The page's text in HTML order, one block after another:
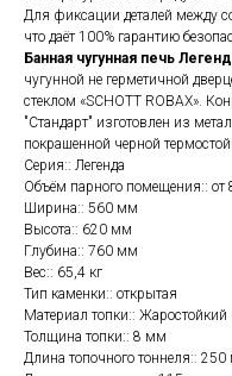
Для фиксации деталей между
что даёт 100% гарантию
Банная чугунная печь
чугунной не герметичной
стеклом «SCHOTT ROBAX».
"Стандарт" изготовлен из
покрашенной черной
Серия:: Легенда
Объём парного помещения:: от
Ширина:: 560 мм
Высота:: 620 мм
Глубина:: 760 мм
Вес:: 65,4 кг
Тип каменки:: открытая
Материал топки::
Толщина топки:: 8 мм
Длина топочного тоннеля::